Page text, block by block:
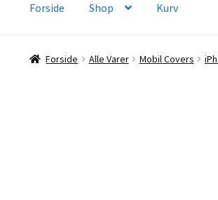
Forside Shop Kurv
Forside Alle Varer Mobil Covers